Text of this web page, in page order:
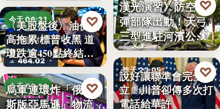
今天 06:31
美股財經
464.02
〈美股盤後〉油價走
高拖累 標普收黑 道
瓊跌逾450點終結…
♡
今天 06:30
俄烏戰爭
烏軍連環炸「俄羅
斯版亞馬遜」物流
♡
昨天 23:13
軍事演習
文字
漢光演習》防空飛
彈部隊出動！天弓
三型進駐河濱公
園 實地探…
♡
昨天 23:05
財經政治
說好讓聯準會完全獨
立！川普卻傳多次打
電話給華許
♡